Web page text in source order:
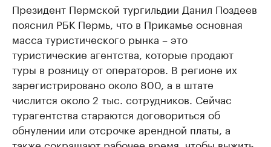
Президент Пермской тургильдии Данил Поздеев
пояснил РБК Пермь, что в Прикамье основная
масса туристического рынка – это
туристические агентства, которые продают
туры в розницу от операторов. В регионе их
зарегистрировано около 800, а в штате
числится около 2 тыс. сотрудников. Сейчас
турагентства стараются договориться об
обнулении или отсрочке арендной платы, а